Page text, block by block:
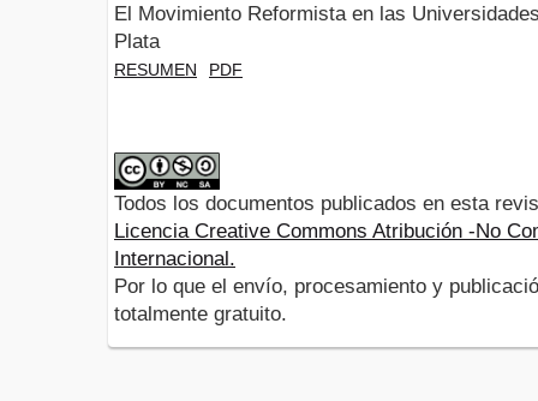
El Movimiento Reformista en las
Plata
RESUMEN PDF
Todos los documentos publicados en esta
Licencia Creative Commons Atribución -No
Internacional.
Por lo que el envío, procesamiento y
totalmente gratuito.